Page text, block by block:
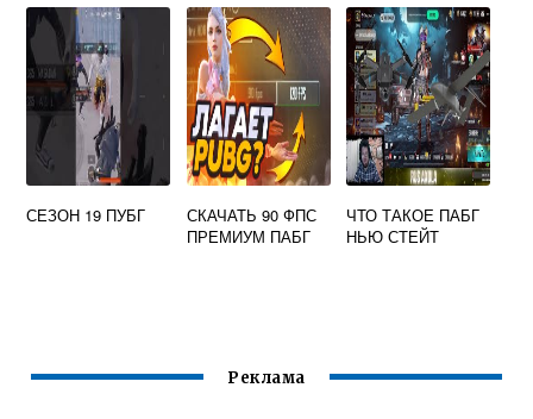
СЕЗОН 19 ПУБГ
СКАЧАТЬ 90 ФПС
ПРЕМИУМ ПАБГ
ЧТО ТАКОЕ ПАБГ
НЬЮ СТЕЙТ
Реклама